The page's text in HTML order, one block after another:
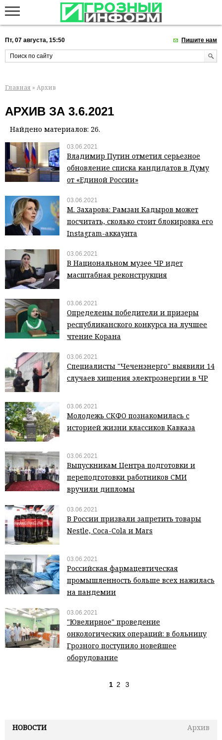
Пт, 07 августа, 15:50 Пишите нам
НОВОСТИ
Архив
Главная » Архив
АРХИВ ЗА 3.6.2021
Найдено материалов: 26.
03.06.2021
Владимир Путин отметил серьезное
обновление списка кандидатов в Думу
от «Единой России»
03.06.2021
М. Захарова: Рамзан Кадыров может
посчитать, сколько стоит блокировка его
Instagram-аккаунта
03.06.2021
В Национальном музее ЧР идет
масштабная реконструкция
03.06.2021
Определены победители и призеры
республиканского конкурса на лучшее
чтение Корана
03.06.2021
Специалисты "Чеченэнерго" выявили 14
случаев хищения электроэнергии в ЧР
03.06.2021
Молодежь СКФО познакомилась с
историей жизни классиков Кавказа
03.06.2021
Выпускникам Центра подготовки и
переподготовки работников СМИ
вручили дипломы
03.06.2021
В России призвали запретить товары
Nestle, Coca-Cola и Mars
03.06.2021
Российская фармацевтическая
промышленность больше всех нажилась
на пандемии
03.06.2021
"Ювелирное" проведение
онкологических операций: в больницу
Грозного поступило новейшее
оборудование
1 2 3